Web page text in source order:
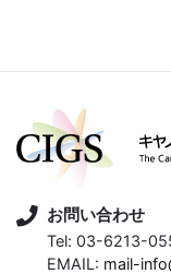
お問い合わせ
Tel: 03-6213-
EMAIL: mail-